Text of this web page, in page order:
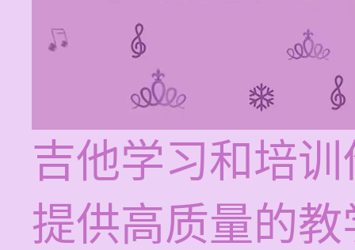
吉他学习和培
提供高质量的